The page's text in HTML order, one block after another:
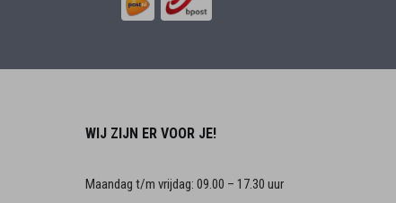
WIJ ZIJN ER VOOR JE!
Maandag t/m vrijdag: 09.00 – 17.30 uur